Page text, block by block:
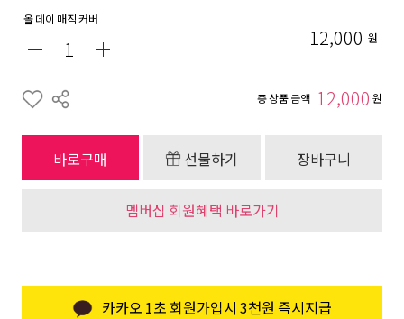
올 데이 매직 커버
12,000 원
총 상품 금액 12,000 원
바로구매 선물하기 장바구니
멤버십 회원혜택 바로가기
카카오 1초 회원가입시 3천원 즉시지급